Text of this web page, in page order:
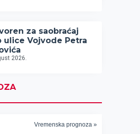
za saobraćaj
ulice Vojvode Petra
2026.